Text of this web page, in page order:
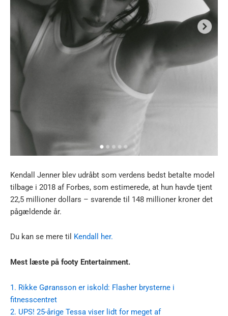
Kendall Jenner blev udråbt som verdens bedst betalte model
tilbage i 2018 af Forbes, som estimerede, at hun havde tjent
22,5 millioner dollars – svarende til 148 millioner kroner det
pågældende år.
Du kan se mere til Kendall her.
Mest læste på footy Entertainment.
1. Rikke Gøransson er iskold: Flasher brysterne i
fitnesscentret
2. UPS! 25-årige Tessa viser lidt for meget af